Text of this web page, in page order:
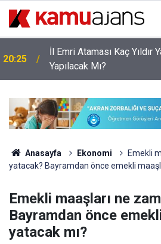
20:25
İl Emri Ataması Kaç Yıldır
Yapılacak Mı?
Anasayfa Ekonomi
Emekli
yatacak? Bayramdan önce emekli
Emekli maaşları ne
Bayramdan önce
yatacak mı?